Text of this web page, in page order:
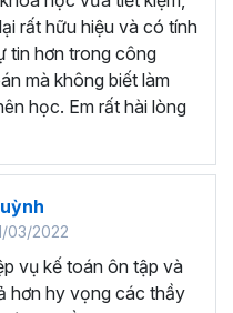
kiến thức căn bản về kế
viên sẽ giới thiệu những
hơn để người học nắm
kỹ năng.
ngay làm luôn:
nắm được lý thuyết mà
có bất kỳ thắc mắc hay
học, học viên có thể
đội ngũ hỗ trợ khóa
rất hữu hiệu và có tính
tin hơn trong công
mà không biết làm
học. Em rất hài lòng
03/2022
vụ kế toán ôn tập và
hơn hy vọng các thầy